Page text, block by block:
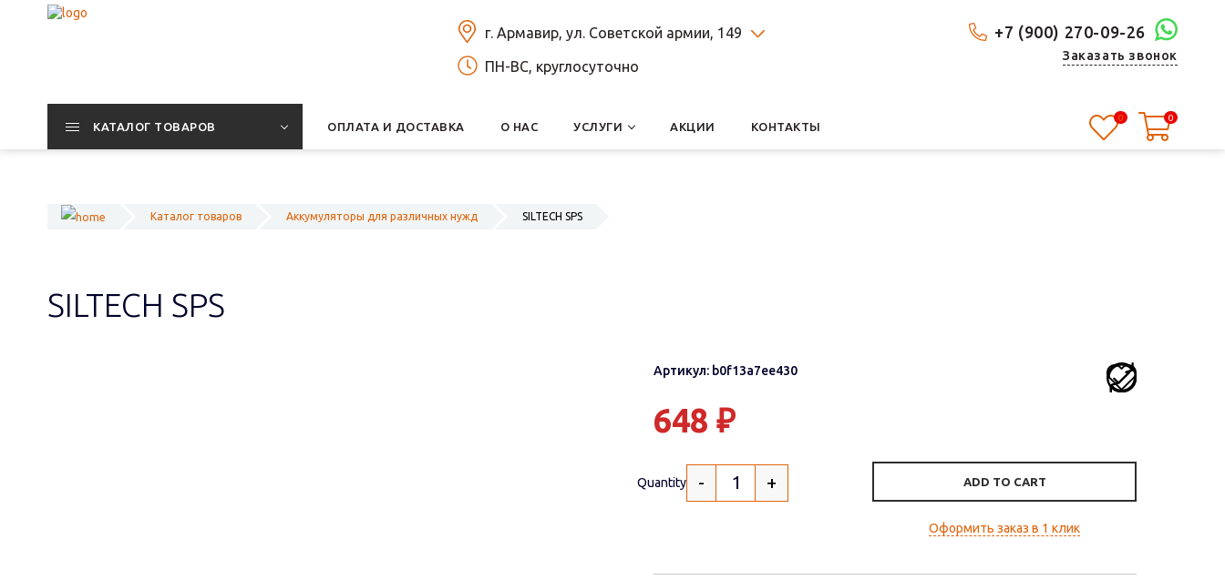
+7 (900) 270-09-26
Заказать звонок
г. Армавир, ул. Советской армии, 149
ПН-ВС, круглосуточно
КАТАЛОГ ТОВАРОВ ОПЛАТА И ДОСТАВКА О НАС УСЛУГИ АКЦИИ КОНТАКТЫ
0 0
Каталог товаров Аккумуляторы для различных нужд SILTECH SPS
SILTECH SPS
Артикул: b0f13a7ee430
648 ₽
Quantity - + ADD TO CART
Оформить заказ в 1 клик